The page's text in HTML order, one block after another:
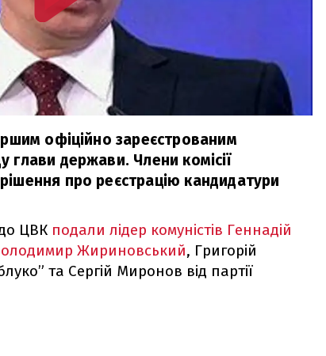
офіційно зареєстрованим
глави держави. Члени комісії
про реєстрацію кандидатури
ЦВК подали лідер комуністів Геннадій
Жириновський, Григорій
та Сергій Миронов від партії